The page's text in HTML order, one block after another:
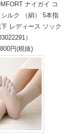
ナイガイ コ
ルク （絹） 5本指
レディース ソック
）
円(税抜)